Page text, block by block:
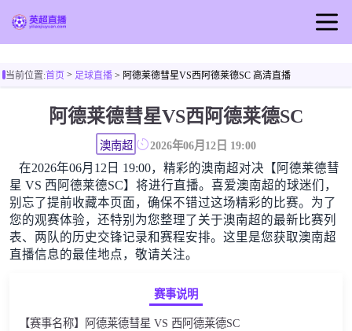
足球直播
英超视频
英超新闻
当前位置:首页> 足球直播> 阿德莱德彗星VS西阿德莱德SC 高清直播
阿德莱德彗星VS西阿德莱德SC
澳南超 2026年06月12日 19:00
在2026年06月12日 19:00，精彩的澳南超对决【阿德莱德彗
星 VS 西阿德莱德SC】将进行直播。喜爱澳南超的球迷们，
别忘了提前收藏本页面，确保不错过这场精彩的比赛。为了
您的观赛体验，还特别为您整理了关于澳南超的最新比赛列
表、两队的历史交锋记录和赛程安排。这里是您获取澳南超
直播信息的最佳地点，敬请关注。
赛事说明
【赛事名称】阿德莱德彗星 VS 西阿德莱德SC